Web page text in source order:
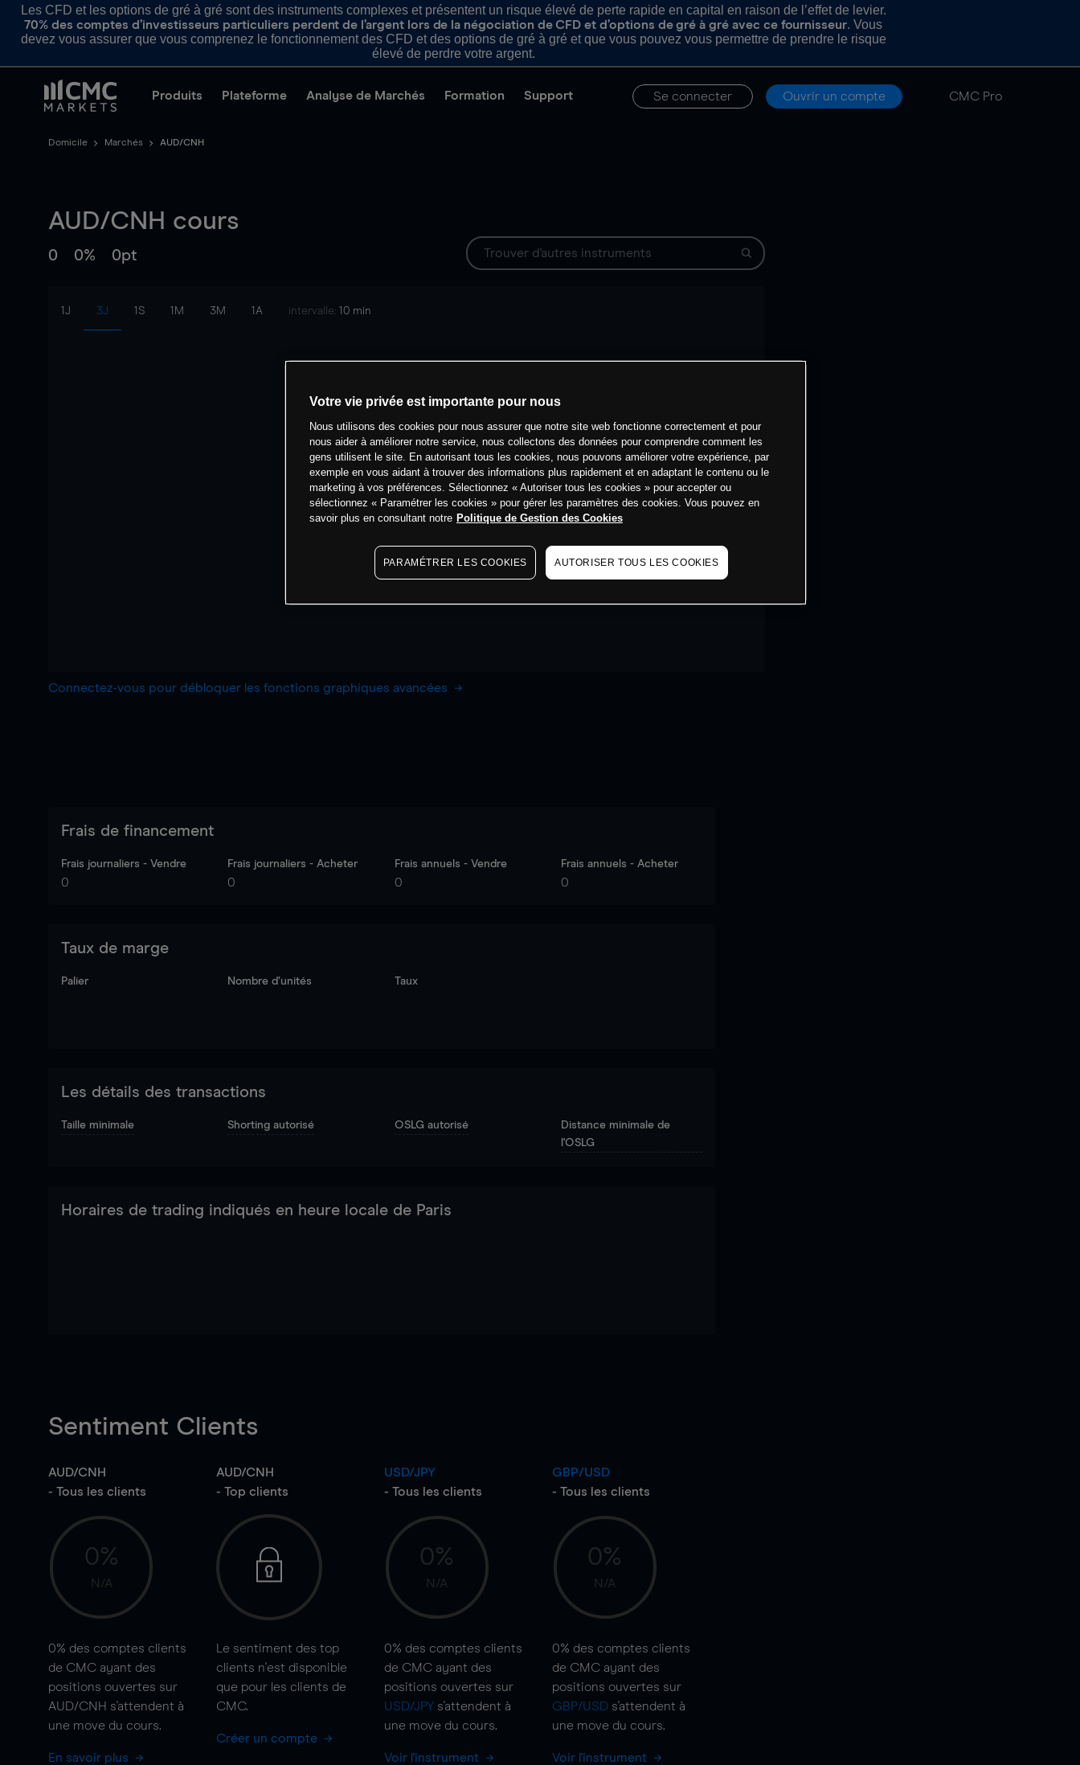
Les CFD et les options de gré à gré sont des instruments complexes et présentent un risque élevé de perte rapide en capital en raison de l’effet de levier.
70% des comptes d’investisseurs particuliers perdent de l’argent lors de la négociation de CFD et d’options de gré à gré avec ce fournisseur. Vous
devez vous assurer que vous comprenez le fonctionnement des CFD et des options de gré à gré et que vous pouvez vous permettre de prendre le risque
élevé de perdre votre argent.
Produits Plateforme Analyse de Marchés Formation Support Se connecter Ouvrir un compte CMC Pro
Domicile Marchés AUD/CNH
AUD/CNH cours
0 0% 0pt
1J 3J 1S 1M 3M 1A intervalle: 10 min
Connectez-vous pour débloquer les fonctions graphiques avancées
Frais de financement
Frais journaliers - Vendre
0
Frais journaliers - Acheter
0
Frais annuels - Vendre
0
Frais annuels - Acheter
0
Taux de marge
Palier Nombre d’unités Taux
Les détails des transactions
Taille minimale Shorting autorisé OSLG autorisé
Distance minimale de
l'OSLG
Horaires de trading indiqués en heure locale de Paris
Sentiment Clients
AUD/CNH
- Tous les clients
0%
N/A
0% des comptes clients
de CMC ayant des
positions ouvertes sur
AUD/CNH s'attendent à
une move du cours.
En savoir plus
AUD/CNH
- Top clients
Le sentiment des top
clients n'est disponible
que pour les clients de
CMC.
Créer un compte
USD/JPY
- Tous les clients
0%
N/A
0% des comptes clients
de CMC ayant des
positions ouvertes sur
USD/JPYs'attendent à
une move du cours.
Voir l'instrument
GBP/USD
- Tous les clients
0%
N/A
0% des comptes clients
de CMC ayant des
positions ouvertes sur
GBP/USDs'attendent à
une move du cours.
Voir l'instrument
Votre vie privée est importante pour nous
Nous utilisons des cookies pour nous assurer que notre site web fonctionne correctement et pour
nous aider à améliorer notre service, nous collectons des données pour comprendre comment les
gens utilisent le site. En autorisant tous les cookies, nous pouvons améliorer votre expérience, par
exemple en vous aidant à trouver des informations plus rapidement et en adaptant le contenu ou le
marketing à vos préférences. Sélectionnez « Autoriser tous les cookies » pour accepter ou
sélectionnez « Paramétrer les cookies » pour gérer les paramètres des cookies. Vous pouvez en
savoir plus en consultant notre Politique de Gestion des Cookies
PARAMÉTRER LES COOKIES AUTORISER TOUS LES COOKIES